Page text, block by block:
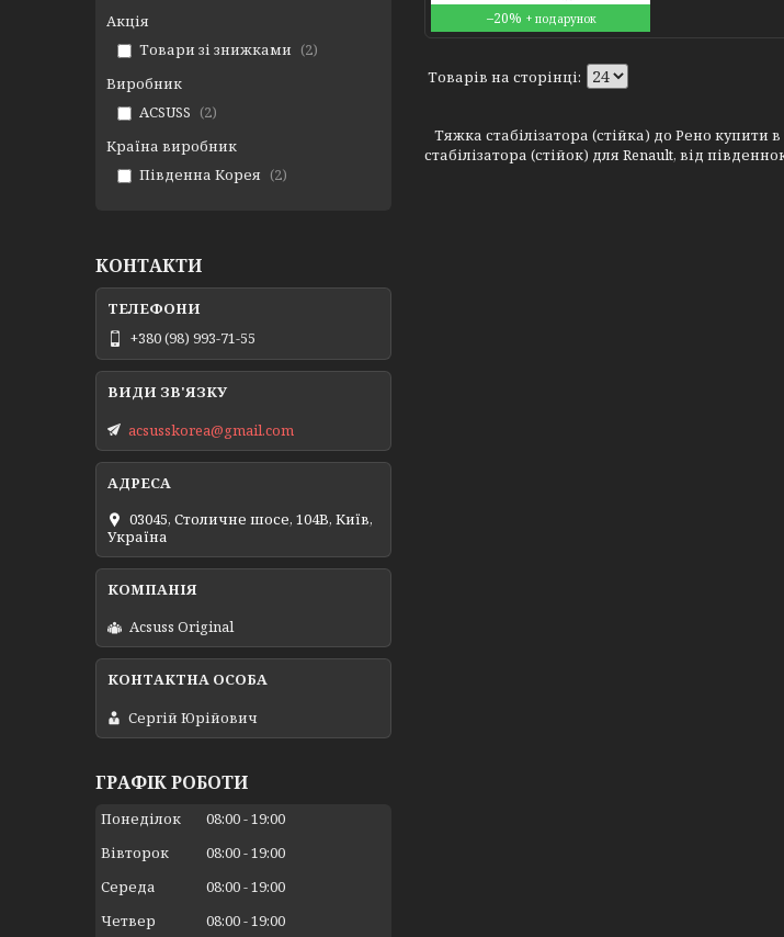
–20%
Тяжка стабілізатора (стійка) до Рено
стабілізатора (стійок) для Renault, від
Акція
Товари зі знижками
2
Виробник
ACSUSS
2
Країна виробник
Південна Корея
2
КОНТАКТИ
+380 (98) 993-71-55
acsusskorea@gmail.com
03045, Столичне шосе, 104B, Київ,
Україна
Acsuss Original
Сергій Юрійович
ГРАФІК РОБОТИ
Понеділок 08:00 19:00
Вівторок
08:00 19:00
Середа
08:00 19:00
Четвер
08:00 19:00